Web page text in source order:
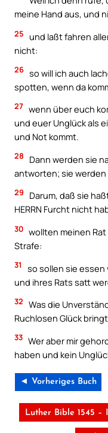
meine Hand aus, und
25 und laßt fahren
nicht:
26 so will ich auch
spotten, wenn da
27 wenn über euch
und euer Unglück als
und Not kommt.
28
Dann werden sie
antworten; sie
29
Darum, daß sie
HERRN Furcht nicht
30 wollten meinen
Strafe:
31
so sollen sie essen
und ihres Rats satt
32 Was die
Ruchlosen Glück
33 Wer aber mir
haben und kein
◄ Vorheriges Buch
Luther Bible 1545 –